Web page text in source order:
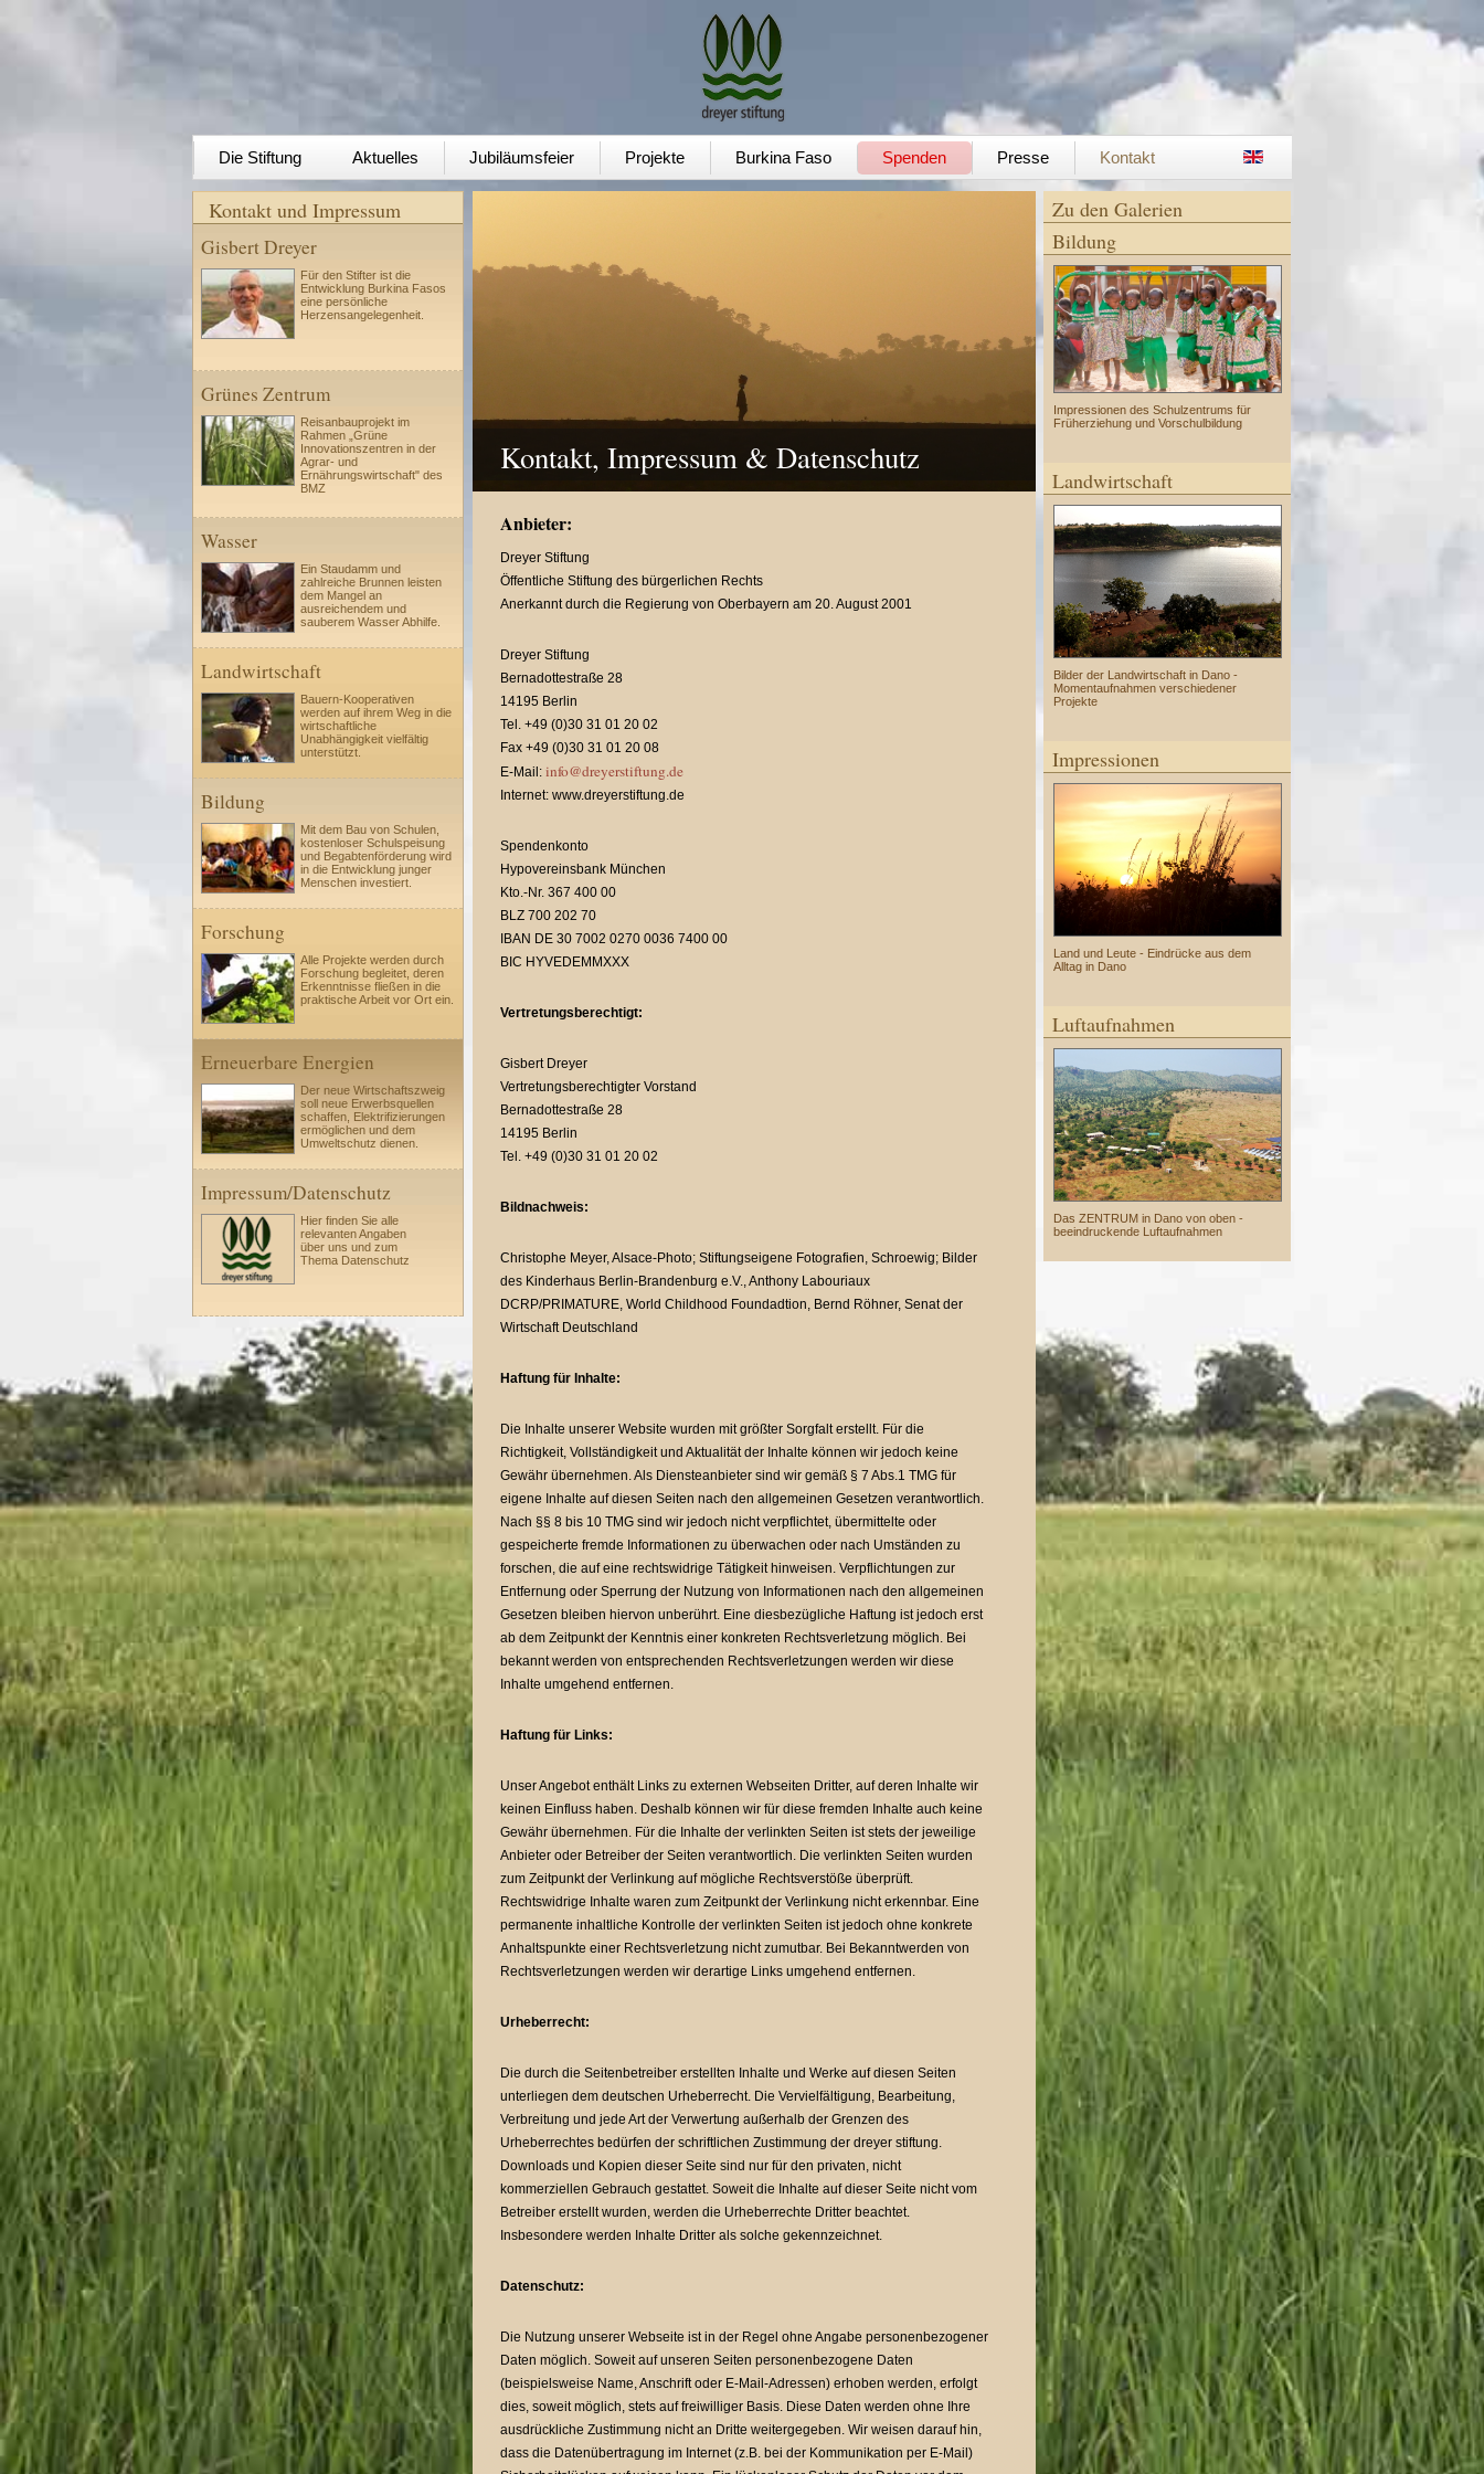
Die Stiftung Aktuelles Jubiläumsfeier Projekte Burkina Faso Spenden Presse Kontakt
Kontakt und Impressum
Gisbert Dreyer
Für den Stifter ist die
Entwicklung Burkina Fasos
eine persönliche
Herzensangelegenheit.
Grünes Zentrum
Reisanbauprojekt im
Rahmen „Grüne
Innovationszentren in der
Agrar- und
Ernährungswirtschaft" des
BMZ
Wasser
Ein Staudamm und
zahlreiche Brunnen leisten
dem Mangel an
ausreichendem und
sauberem Wasser Abhilfe.
Landwirtschaft
Bauern-Kooperativen
werden auf ihrem Weg in die
wirtschaftliche
Unabhängigkeit vielfältig
unterstützt.
Bildung
Mit dem Bau von Schulen,
kostenloser Schulspeisung
und Begabtenförderung wird
in die Entwicklung junger
Menschen investiert.
Forschung
Alle Projekte werden durch
Forschung begleitet, deren
Erkenntnisse fließen in die
praktische Arbeit vor Ort ein.
Erneuerbare Energien
Der neue Wirtschaftszweig
soll neue Erwerbsquellen
schaffen, Elektrifizierungen
ermöglichen und dem
Umweltschutz dienen.
Impressum/Datenschutz
Hier finden Sie alle
relevanten Angaben
über uns und zum
Thema Datenschutz
Kontakt, Impressum & Datenschutz
Anbieter:
Dreyer Stiftung
Öffentliche Stiftung des bürgerlichen Rechts
Anerkannt durch die Regierung von Oberbayern am 20. August 2001
Dreyer Stiftung
Bernadottestraße 28
14195 Berlin
Tel. +49 (0)30 31 01 20 02
Fax +49 (0)30 31 01 20 08
E-Mail: info@dreyerstiftung.de
Internet: www.dreyerstiftung.de
Spendenkonto
Hypovereinsbank München
Kto.-Nr. 367 400 00
BLZ 700 202 70
IBAN DE 30 7002 0270 0036 7400 00
BIC HYVEDEMMXXX
Vertretungsberechtigt:
Gisbert Dreyer
Vertretungsberechtigter Vorstand
Bernadottestraße 28
14195 Berlin
Tel. +49 (0)30 31 01 20 02
Bildnachweis:
Christophe Meyer, Alsace-Photo; Stiftungseigene Fotografien, Schroewig; Bilder
des Kinderhaus Berlin-Brandenburg e.V., Anthony Labouriaux
DCRP/PRIMATURE, World Childhood Foundadtion, Bernd Röhner, Senat der
Wirtschaft Deutschland
Haftung für Inhalte:
Die Inhalte unserer Website wurden mit größter Sorgfalt erstellt. Für die
Richtigkeit, Vollständigkeit und Aktualität der Inhalte können wir jedoch keine
Gewähr übernehmen. Als Diensteanbieter sind wir gemäß § 7 Abs.1 TMG für
eigene Inhalte auf diesen Seiten nach den allgemeinen Gesetzen verantwortlich.
Nach §§ 8 bis 10 TMG sind wir jedoch nicht verpflichtet, übermittelte oder
gespeicherte fremde Informationen zu überwachen oder nach Umständen zu
forschen, die auf eine rechtswidrige Tätigkeit hinweisen. Verpflichtungen zur
Entfernung oder Sperrung der Nutzung von Informationen nach den allgemeinen
Gesetzen bleiben hiervon unberührt. Eine diesbezügliche Haftung ist jedoch erst
ab dem Zeitpunkt der Kenntnis einer konkreten Rechtsverletzung möglich. Bei
bekannt werden von entsprechenden Rechtsverletzungen werden wir diese
Inhalte umgehend entfernen.
Haftung für Links:
Unser Angebot enthält Links zu externen Webseiten Dritter, auf deren Inhalte wir
keinen Einfluss haben. Deshalb können wir für diese fremden Inhalte auch keine
Gewähr übernehmen. Für die Inhalte der verlinkten Seiten ist stets der jeweilige
Anbieter oder Betreiber der Seiten verantwortlich. Die verlinkten Seiten wurden
zum Zeitpunkt der Verlinkung auf mögliche Rechtsverstöße überprüft.
Rechtswidrige Inhalte waren zum Zeitpunkt der Verlinkung nicht erkennbar. Eine
permanente inhaltliche Kontrolle der verlinkten Seiten ist jedoch ohne konkrete
Anhaltspunkte einer Rechtsverletzung nicht zumutbar. Bei Bekanntwerden von
Rechtsverletzungen werden wir derartige Links umgehend entfernen.
Urheberrecht:
Die durch die Seitenbetreiber erstellten Inhalte und Werke auf diesen Seiten
unterliegen dem deutschen Urheberrecht. Die Vervielfältigung, Bearbeitung,
Verbreitung und jede Art der Verwertung außerhalb der Grenzen des
Urheberrechtes bedürfen der schriftlichen Zustimmung der dreyer stiftung.
Downloads und Kopien dieser Seite sind nur für den privaten, nicht
kommerziellen Gebrauch gestattet. Soweit die Inhalte auf dieser Seite nicht vom
Betreiber erstellt wurden, werden die Urheberrechte Dritter beachtet.
Insbesondere werden Inhalte Dritter als solche gekennzeichnet.
Datenschutz:
Die Nutzung unserer Webseite ist in der Regel ohne Angabe personenbezogener
Daten möglich. Soweit auf unseren Seiten personenbezogene Daten
(beispielsweise Name, Anschrift oder E-Mail-Adressen) erhoben werden, erfolgt
dies, soweit möglich, stets auf freiwilliger Basis. Diese Daten werden ohne Ihre
ausdrückliche Zustimmung nicht an Dritte weitergegeben. Wir weisen darauf hin,
dass die Datenübertragung im Internet (z.B. bei der Kommunikation per E-Mail)
Zu den Galerien
Bildung
Impressionen des Schulzentrums für
Früherziehung und Vorschulbildung
Landwirtschaft
Bilder der Landwirtschaft in Dano -
Momentaufnahmen verschiedener
Projekte
Impressionen
Land und Leute - Eindrücke aus dem
Alltag in Dano
Luftaufnahmen
Das ZENTRUM in Dano von oben -
beeindruckende Luftaufnahmen